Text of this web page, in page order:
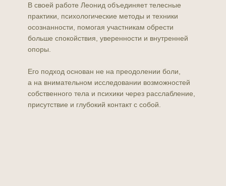
В своей работе Леонид объединяет телесные
практики, психологические методы и техники
осознанности, помогая участникам обрести
больше спокойствия, уверенности и внутренней
опоры.
Его подход основан не на преодолении боли,
а на внимательном исследовании возможностей
собственного тела и психики через расслабление,
присутствие и глубокий контакт с собой.